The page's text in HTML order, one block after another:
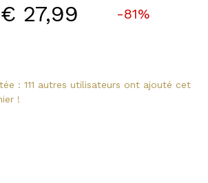
€ 27,99 -81%
: 111 autres utilisateurs ont ajouté cet
!